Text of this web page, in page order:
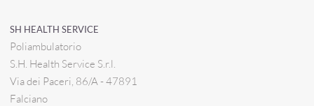
SH HEALTH SERVICE
Poliambulatorio
S.H. Health Service S.r.l.
Via dei Paceri, 86/A - 47891
Falciano